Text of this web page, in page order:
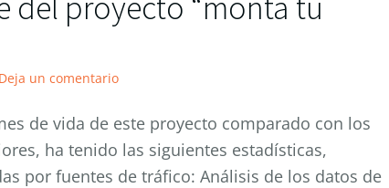
Deja un comentario
de vida de este proyecto comparado con los
ha tenido las siguientes estadísticas,
por fuentes de tráfico: Análisis de los datos de